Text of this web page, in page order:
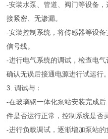
-安装水泵、管道、阀门等设备
接紧密、无渗漏。
-安装控制系统，将传感器等设
信号线。
-进行电气系统的调试，检查电
确认无误后接通电源进行试运行。
3. 调试与：
-在玻璃钢一体化泵站安装完成
件是否运行正常，控制系统是否
-进行负载调试，逐渐增加泵站